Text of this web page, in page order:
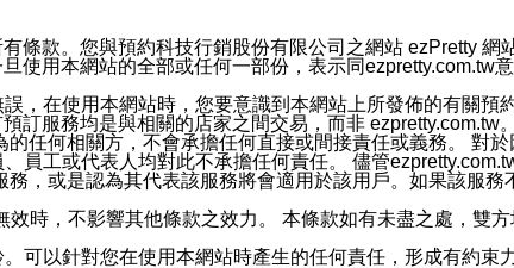
傳送或宣傳本網站各項服務之資料或電子郵件供您參考。
本公司/本服務好友，您仍可接收到通知型訊息。
，以廣告或其他目的的訊息皆不會被傳送。滿足以下三
碼比對相符。
。
條款。您與預約科技行銷股份有限公司之網站 ezPretty
使用本網站的全部或任何一部份，表示同ezpretty.com.tw
，在使用本網站時，您要意識到本網站上所發佈的有關預
訂服務均是與相關的店家之間交易，而非
任何相關方，不會承擔任何直接或間接責任或義務。 對
員工或代表人均對此不承擔任何責任。 儘管
，或是認為其代表該服務將會適用於該用戶。如果該服務
時，不影響其他條款之效力。 本條款如有未盡之處，雙
可以針對您在使用本網站時產生的任何責任，形成有約